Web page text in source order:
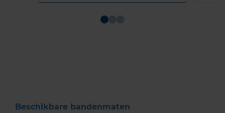
Beschikbare bandenmaten